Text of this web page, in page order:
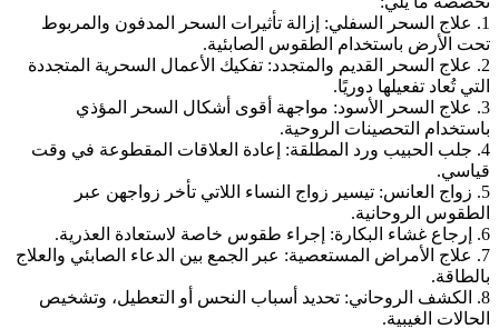
1. علاج السحر السفلي: إزالة تأثيرات السحر المدفون والمربوط
تحت الأرض باستخدام الطقوس الصابئية.
2. علاج السحر القديم والمتجدد: تفكيك الأعمال السحرية المتجددة
التي تُعاد تفعيلها دوريًا.
3. علاج السحر الأسود: مواجهة أقوى أشكال السحر المؤذي
باستخدام التحصينات الروحية.
4. جلب الحبيب ورد المطلقة: إعادة العلاقات المقطوعة في وقت
قياسي.
5. زواج العانس: تيسير زواج النساء اللاتي تأخر زواجهن عبر
الطقوس الروحانية.
6. إرجاع غشاء البكارة: إجراء طقوس خاصة لاستعادة العذرية.
7. علاج الأمراض المستعصية: عبر الجمع بين الدعاء الصابئي والعلاج
بالطاقة.
8. الكشف الروحاني: تحديد أسباب النحس أو التعطيل، وتشخيص
الحالات الغيبية.